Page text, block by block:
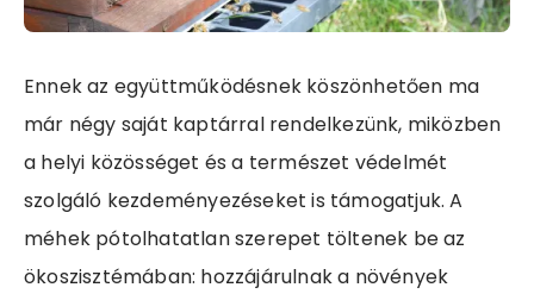
Ennek az együttműködésnek köszönhetően ma
már négy saját kaptárral rendelkezünk, miközben
a helyi közösséget és a természet védelmét
szolgáló kezdeményezéseket is támogatjuk. A
méhek pótolhatatlan szerepet töltenek be az
ökoszisztémában: hozzájárulnak a növények